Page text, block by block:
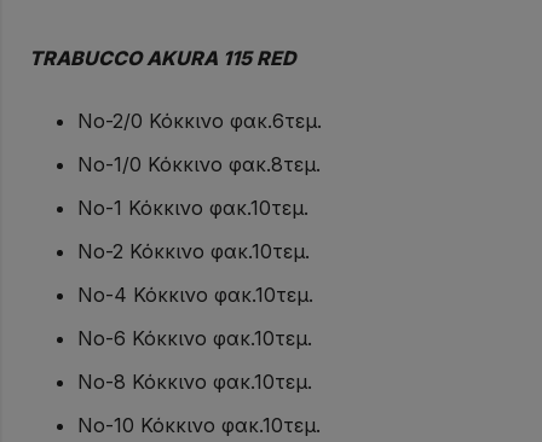
TRABUCCO AKURA 115 RED
No-2/0 Κόκκινο φακ.6τεμ.
No-1/0 Κόκκινο φακ.8τεμ.
No-1 Κόκκινο φακ.10τεμ.
No-2 Κόκκινο φακ.10τεμ.
No-4 Κόκκινο φακ.10τεμ.
No-6 Κόκκινο φακ.10τεμ.
No-8 Κόκκινο φακ.10τεμ.
No-10 Κόκκινο φακ.10τεμ.